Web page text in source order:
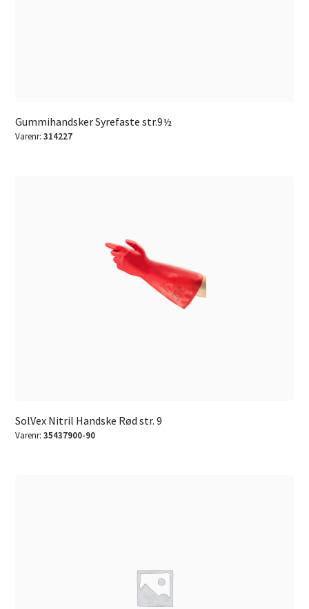
Gummihandsker Syrefaste str.9½
Varenr:314227
SolVex Nitril Handske Rød str. 9
Varenr:35437900-90